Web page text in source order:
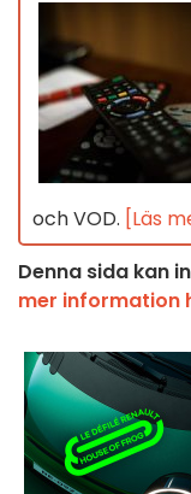
och VOD. [Läs
Denna sida kan
mer information